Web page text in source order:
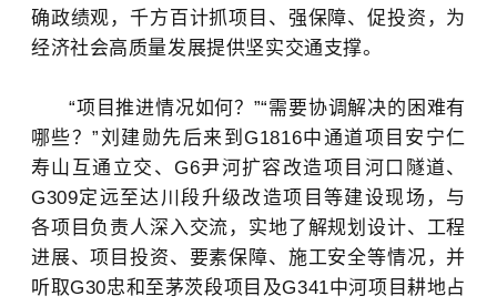
确政绩观，千方百计抓项目、强保障、促投资，为
经济社会高质量发展提供坚实交通支撑。
“项目推进情况如何？”“需要协调解决的困难有
哪些？”刘建勋先后来到G1816中通道项目安宁仁
寿山互通立交、G6尹河扩容改造项目河口隧道、
G309定远至达川段升级改造项目等建设现场，与
各项目负责人深入交流，实地了解规划设计、工程
进展、项目投资、要素保障、施工安全等情况，并
听取G30忠和至茅茨段项目及G341中河项目耕地占